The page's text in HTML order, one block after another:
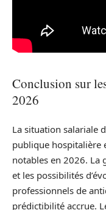
Conclusion sur
2026
La situation salariale
publique hospitalière
notables en 2026. La
et les possibilités
professionnels de
prédictibilité accrue.